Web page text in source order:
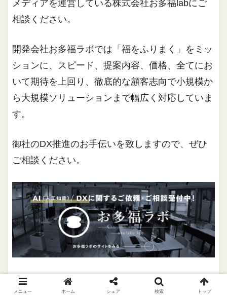
メディアを運営している株式会社お多福labにご
相談ください。
開発会社お多福ラボでは「福をふりまく」をミッ
ションに、スピード、提案内容、価格、全てにお
いて期待を上回り、徹底的な顧客志向で小規模か
ら大規模ソリューションまで幅広く対応していま
す。
御社のDX推進のお手伝いを致しますので、ぜひ
ご相談ください。
DX(デジタルトランスフォーメーション)
メニュー ホーム シェア 検索 トップ